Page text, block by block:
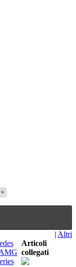
| Altri
Articoli
collegati